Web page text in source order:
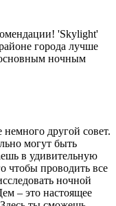
'Skylight'
города лучше
ночным
другой совет.
могут быть
в удивительную
чтобы проводить все
ночной
– это настоящее